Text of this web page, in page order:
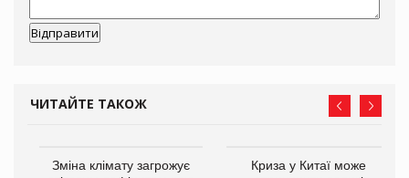
ЧИТАЙТЕ ТАКОЖ
Зміна клімату загрожує
Криза у Китаї може